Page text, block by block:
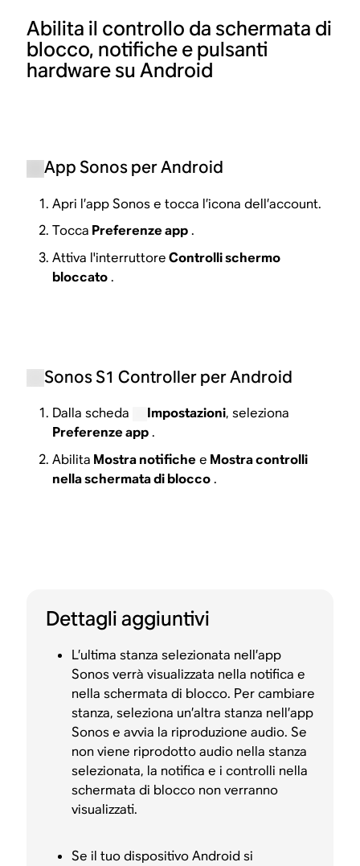
Abilita il controllo da schermata di
blocco, notifiche e pulsanti
hardware su Android
App Sonos per Android
Apri l’app Sonos e tocca l’icona dell’account.
Tocca Preferenze app.
Attiva l'interruttoreControlli schermo
bloccato.
Sonos S1 Controller per Android
Dalla scheda Impostazioni, seleziona
Preferenze app.
Abilita Mostra notifiche e Mostra controlli
nella schermata di blocco.
Dettagli aggiuntivi
L’ultima stanza selezionata nell’app
Sonos verrà visualizzata nella notifica e
nella schermata di blocco. Per cambiare
stanza, seleziona un’altra stanza nell’app
Sonos e avvia la riproduzione audio. Se
non viene riprodotto audio nella stanza
selezionata, la notifica e i controlli nella
schermata di blocco non verranno
visualizzati.
Se il tuo dispositivo Android si